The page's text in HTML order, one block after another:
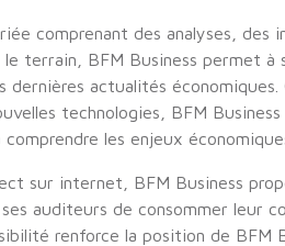
comprenant des analyses, des
terrain, BFM Business permet à
dernières actualités
technologies, BFM
les enjeux
sur internet, BFM Business
auditeurs de consommer leur
renforce la position de BFM